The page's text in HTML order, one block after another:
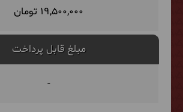
19,500,000 تومان
مبلغ قابل پرداخت
-